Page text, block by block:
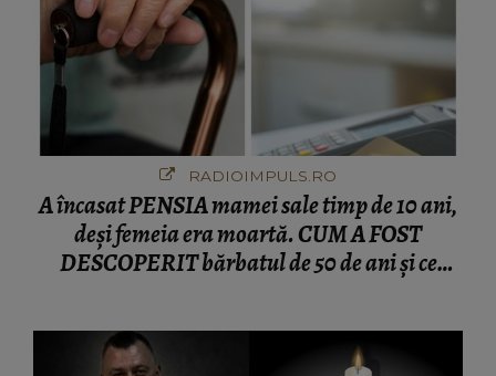
RADIOIMPULS.RO
A încasat PENSIA mamei sale timp de 10 ani,
deși femeia era moartă. CUM A FOST
DESCOPERIT bărbatul de 50 de ani și ce